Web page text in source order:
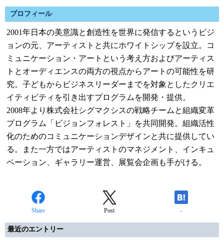
プロフィール
2001年日本の美意識と創造性を世界に発信するというビジ
ョンの元、アーティストと共にホワイトシップを設立。コ
ミュニケーション・アートという考え方およびアーティス
トとオーディエンスの両方の視点からアートの可能性を研
究。子どもからビジネスリーダーまでを対象としたクリエ
イティビティを引き出すプログラムを開発・提供。
2008年より株式会社シグマクシスの戦略チームと組織変革
プログラム「ビジョンフォレスト」を共同開発。組織活性
化のためのコミュニケーションデザインと共に提供してい
る。また一方ではアーティストのマネジメント、インキュ
ベーション、ギャラリー運営、展覧会企画も手がける。
Share Post -
最近のエントリー